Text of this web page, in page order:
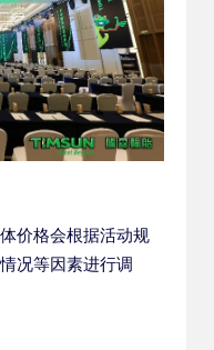
价格会根据活动规
况等因素进行调